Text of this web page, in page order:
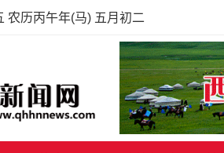
农历丙午年(马) 五月初二